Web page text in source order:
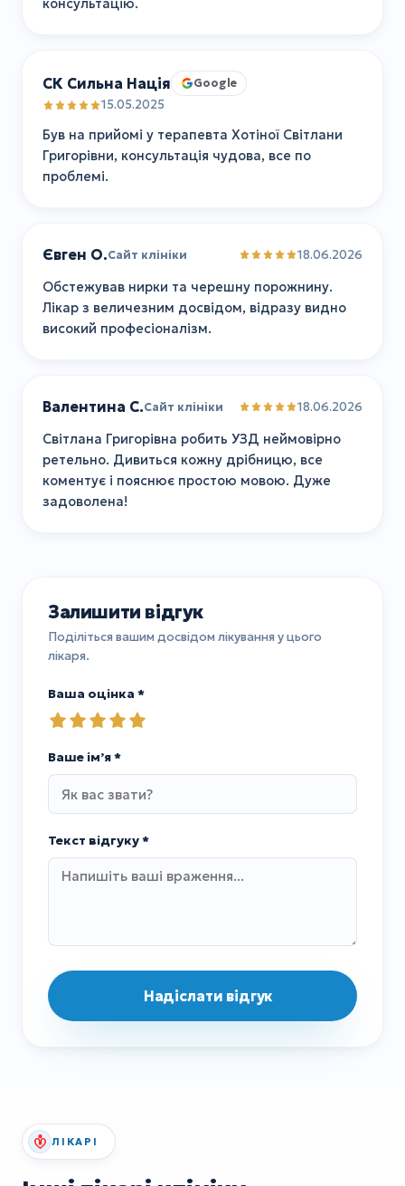
консультацію.
СК Сильна Нація Google
15.05.2025
Був на прийомі у терапевта Хотіної Світлани
Григорівни, консультація чудова, все по
проблемі.
Євген О.Сайт клініки 18.06.2026
Обстежував нирки та черешну порожнину.
Лікар з величезним досвідом, відразу видно
високий професіоналізм.
Валентина С.Сайт клініки 18.06.2026
Світлана Григорівна робить УЗД неймовірно
ретельно. Дивиться кожну дрібницю, все
коментує і пояснює простою мовою. Дуже
задоволена!
Залишити відгук
Поділіться вашим досвідом лікування у цього
лікаря.
Ваша оцінка *
Ваше імʼя *
Текст відгуку *
Надіслати відгук
ЛІКАРІ